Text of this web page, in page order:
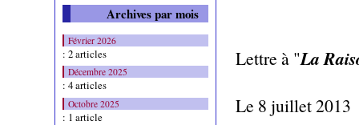
Archives par mois
Février 2026
: 2 articles
Décembre 2025
: 4 articles
Octobre 2025
: 1 article
Lettre à "La
Le 8 juillet 2013